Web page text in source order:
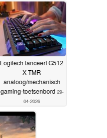
Logitech lanceert G512
X TMR
analoog/mechanisch
gaming-toetsenbord 29-
04-2026